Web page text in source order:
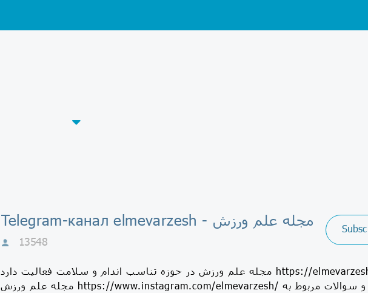
Telegram-канал elmevarzesh - مجله علم ورزش
13548
مجله علم ورزش در حوزه تناسب اندام و سلامت فعالیت دارد https://elmevarzesh.com — اینستاگرام
مجله علم ورزش https://www.instagram.com/elmevarzesh/ ارتباط با ما👇 ( مشاوره و سوالات مربوط به